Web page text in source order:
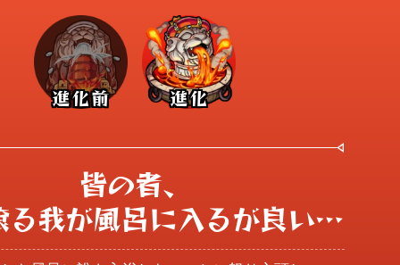
進化前 進化
皆の者、
る我が風呂に入るが良い…